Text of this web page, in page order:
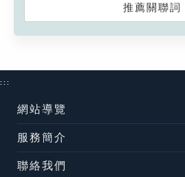
推薦關聯詞
:::
網站導覽
服務簡介
聯絡我們